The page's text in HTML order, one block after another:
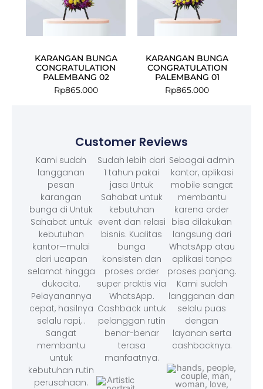
KARANGAN BUNGA
CONGRATULATION
PALEMBANG 02
Rp865.000
KARANGAN BUNGA
CONGRATULATION
PALEMBANG 01
Rp865.000
Customer Reviews
Kami sudah
langganan
pesan
karangan
bunga di Untuk
Sahabat untuk
kebutuhan
kantor—mulai
dari ucapan
selamat hingga
dukacita.
Pelayanannya
cepat, hasilnya
selalu rapi, .
Sangat
membantu
untuk
kebutuhan rutin
perusahaan.
Sudah lebih dari
1 tahun pakai
jasa Untuk
Sahabat untuk
kebutuhan
event dan relasi
bisnis. Kualitas
bunga
konsisten dan
proses order
super praktis via
WhatsApp.
Cashback untuk
pelanggan rutin
benar-benar
terasa
manfaatnya.
Sebagai admin
kantor, aplikasi
mobile sangat
membantu
karena order
bisa dilakukan
langsung dari
WhatsApp atau
aplikasi tanpa
proses panjang.
Kami sudah
langganan dan
selalu puas
dengan
layanan serta
cashbacknya.